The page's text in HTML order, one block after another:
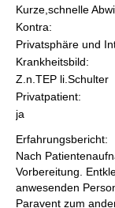
Kurze,schnelle
Kontra:
Privatsphäre und
Krankheitsbild:
Z.n.TEP li.Schulter
Privatpatient:
ja
Erfahrungsbericht:
Nach
Vorbereitung.
anwesenden
Paravent zum